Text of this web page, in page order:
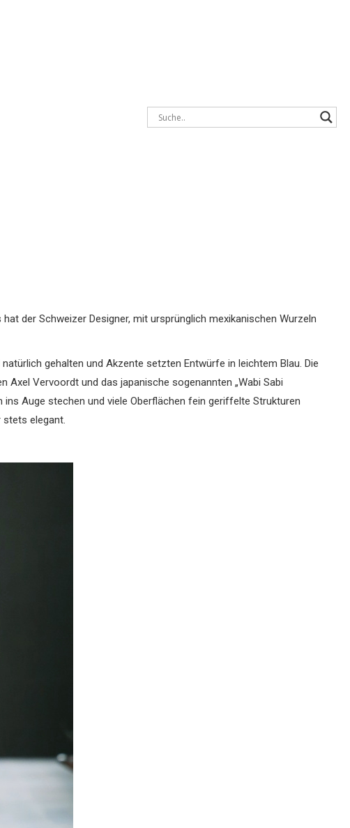
der Schweizer Designer, mit ursprünglich mexikanischen Wurzeln
gehalten und Akzente setzten Entwürfe in leichtem Blau. Die
Vervoordt und das japanische sogenannten „Wabi Sabi
Auge stechen und viele Oberflächen fein geriffelte Strukturen
elegant.